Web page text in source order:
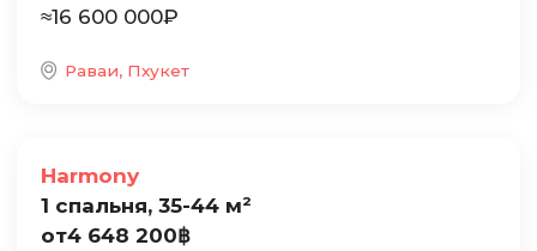
≈16 600 000₽
Раваи, Пхукет
Harmony
1 спальня, 35-44 м²
от4 648 200฿